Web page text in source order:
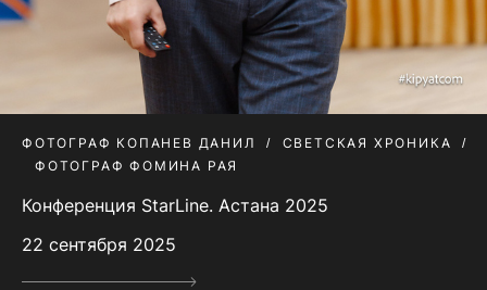
ФОТОГРАФ КОПАНЕВ ДАНИЛ
СВЕТСКАЯ ХРОНИКА
ФОТОГРАФ ФОМИНА РАЯ
Конференция StarLine. Астана 2025
22 сентября 2025